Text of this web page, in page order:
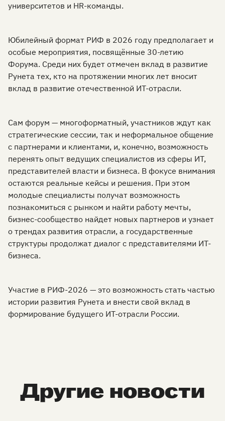
университетов и HR-команды.
Юбилейный формат РИФ в 2026 году предполагает и
особые мероприятия, посвящённые 30-летию
Форума. Среди них будет отмечен вклад в развитие
Рунета тех, кто на протяжении многих лет вносит
вклад в развитие отечественной ИТ-отрасли.
Сам форум — многоформатный, участников ждут как
стратегические сессии, так и неформальное общение
с партнерами и клиентами, и, конечно, возможность
перенять опыт ведущих специалистов из сферы ИТ,
представителей власти и бизнеса. В фокусе внимания
остаются реальные кейсы и решения. При этом
молодые специалисты получат возможность
познакомиться с рынком и найти работу мечты,
бизнес-сообщество найдет новых партнеров и узнает
о трендах развития отрасли, а государственные
структуры продолжат диалог с представителями ИТ-
бизнеса.
Участие в РИФ-2026 — это возможность стать частью
истории развития Рунета и внести свой вклад в
формирование будущего ИТ-отрасли России.
Другие новости